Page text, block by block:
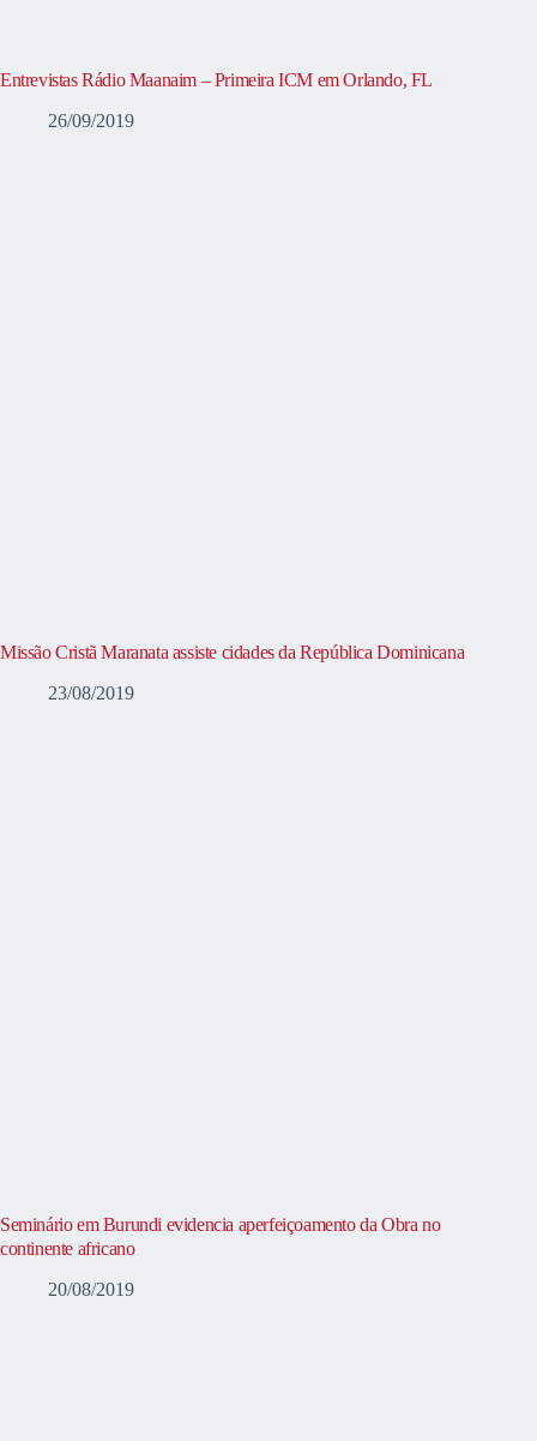
Entrevistas Rádio Maanaim – Primeira ICM em Orlando, FL
26/09/2019
Missão Cristã Maranata assiste cidades da República Dominicana
23/08/2019
Seminário em Burundi evidencia aperfeiçoamento da Obra no
continente africano
20/08/2019